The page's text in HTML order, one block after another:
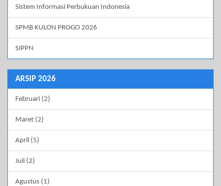
Sistem Informasi Perbukuan Indonesia
SPMB KULON PROGO 2026
SIPPN
ARSIP 2026
Februari (2)
Maret (2)
April (5)
Juli (2)
Agustus (1)